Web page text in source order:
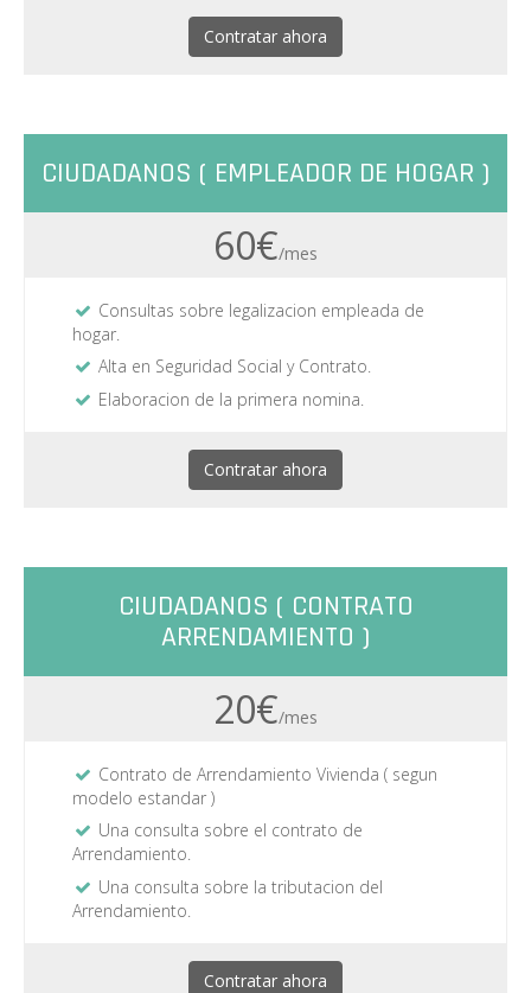
Contratar ahora
CIUDADANOS ( EMPLEADOR DE HOGAR )
60€/mes
Consultas sobre legalizacion empleada de
hogar.
Alta en Seguridad Social y Contrato.
Elaboracion de la primera nomina.
Contratar ahora
CIUDADANOS ( CONTRATO
ARRENDAMIENTO )
20€/mes
Contrato de Arrendamiento Vivienda ( segun
modelo estandar )
Una consulta sobre el contrato de
Arrendamiento.
Una consulta sobre la tributacion del
Arrendamiento.
Contratar ahora